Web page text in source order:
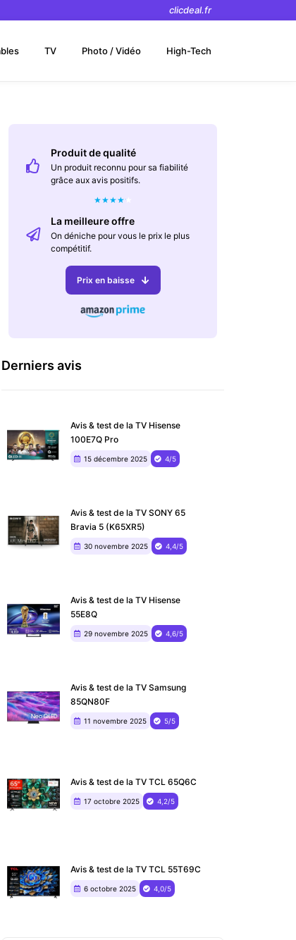
clicdeal.fr
TV Photo / Vidéo High-Tech
Produit de qualité
Un produit reconnu pour sa fiabilité
grâce aux avis positifs.
★★★★★
La meilleure offre
On déniche pour vous le prix le plus
compétitif.
Prix en baisse
Derniers avis
Avis & test de la TV Hisense
100E7Q Pro
15 décembre 2025 4/5
Avis & test de la TV SONY 65
Bravia 5 (K65XR5)
30 novembre 2025 4,4/5
Avis & test de la TV Hisense
55E8Q
29 novembre 2025 4,6/5
Avis & test de la TV Samsung
85QN80F
11 novembre 2025 5/5
Avis & test de la TV TCL 65Q6C
17 octobre 2025 4,2/5
Avis & test de la TV TCL 55T69C
6 octobre 2025 4,0/5